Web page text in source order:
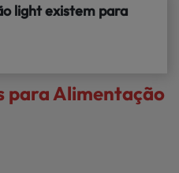
light existem para
para Alimentação